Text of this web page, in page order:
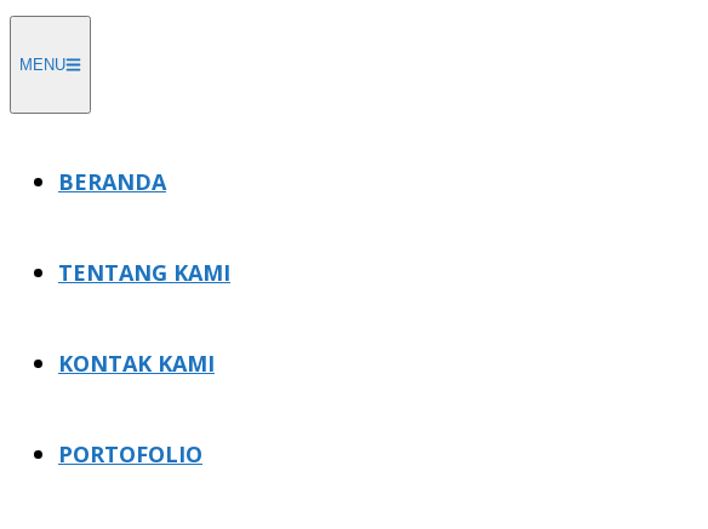
Skip
to
MENU
BERANDA
TENTANG KAMI
KONTAK KAMI
PORTOFOLIO